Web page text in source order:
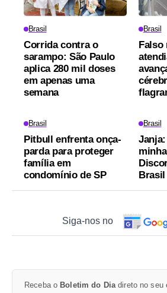
Brasil
Corrida contra o
sarampo: São Paulo
aplica 280 mil doses
em apenas uma
semana
Brasil
Falso
Brasil
Pitbull enfrenta onça-
parda para proteger
família em
condomínio de SP
Brasil
Brasil
Siga-nos no
Receba o Boletim do Dia direto no seu